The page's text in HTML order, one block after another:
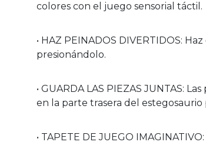
colores con el juego sensorial táctil.
• HAZ PEINADOS DIVERTIDOS:
presionándolo.
• GUARDA LAS PIEZAS JUNTAS:
en la parte trasera del estegosaurio
• TAPETE DE JUEGO